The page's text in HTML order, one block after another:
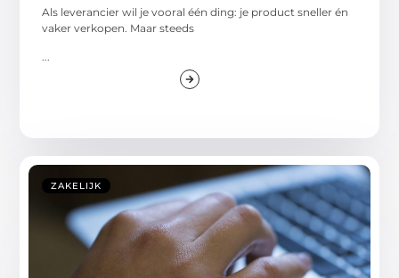
Als leverancier wil je vooral één ding: je product sneller én
vaker verkopen. Maar steeds
...
ZAKELIJK